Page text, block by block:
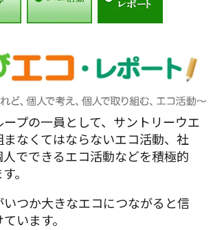
プの一員として、サントリーウエ
なくてはならないエコ活動、社
でできるエコ活動などを積極的
。
いつか大きなエコにつながると信
います。